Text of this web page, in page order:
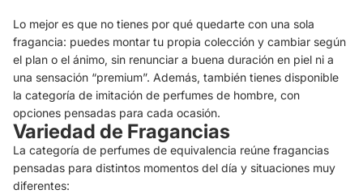
Lo mejor es que no tienes por qué quedarte con una sola
fragancia: puedes montar tu propia colección y cambiar según
el plan o el ánimo, sin renunciar a buena duración en piel ni a
una sensación “premium”. Además, también tienes disponible
la categoría de imitación de perfumes de hombre, con
opciones pensadas para cada ocasión.
Variedad de Fragancias
La categoría de perfumes de equivalencia reúne fragancias
pensadas para distintos momentos del día y situaciones muy
diferentes: